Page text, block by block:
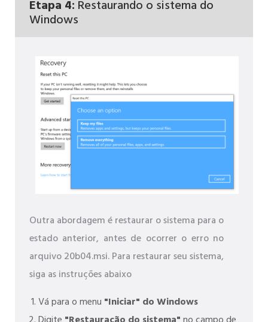
Etapa 4: Restaurando o sistema do
Windows
Outra abordagem é restaurar o sistema para o
estado anterior, antes de ocorrer o erro no
arquivo 20b04.msi. Para restaurar seu sistema,
siga as instruções abaixo
Vá para o menu "Iniciar" do Windows